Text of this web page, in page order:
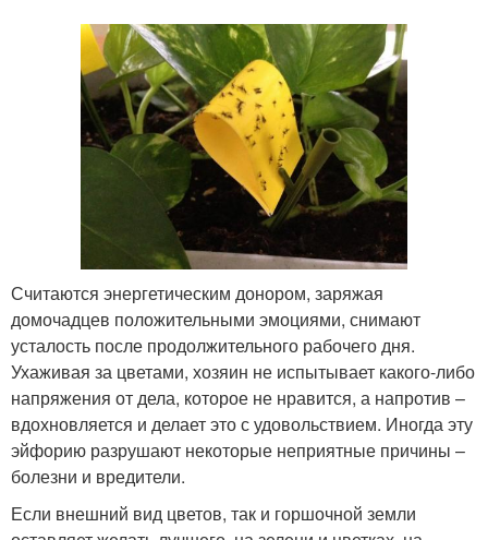
Считаются энергетическим донором, заряжая
домочадцев положительными эмоциями, снимают
усталость после продолжительного рабочего дня.
Ухаживая за цветами, хозяин не испытывает какого-либо
напряжения от дела, которое не нравится, а напротив –
вдохновляется и делает это с удовольствием. Иногда эту
эйфорию разрушают некоторые неприятные причины –
болезни и вредители.
Если внешний вид цветов, так и горшочной земли